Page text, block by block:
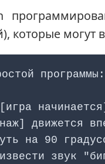
которые могут
программы:
начинается]
движется
на 90
звук